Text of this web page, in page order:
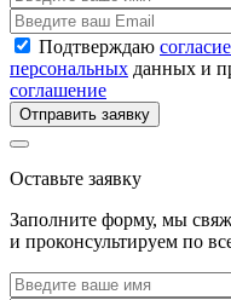
Подтверждаю
персональных данных и
соглашение
Отправить заявку
Оставьте заявку
Заполните форму, мы
и проконсультируем по